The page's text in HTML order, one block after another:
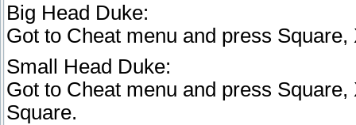
Big Head Duke:
Got to Cheat menu and press
Small Head Duke:
Got to Cheat menu and press
Square.